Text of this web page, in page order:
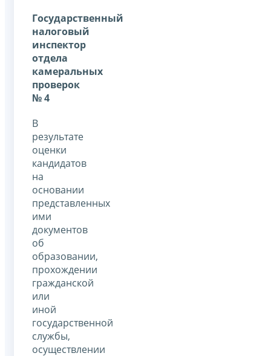
Государственный
налоговый
инспектор
отдела
камеральных
проверок
№ 4
В
результате
оценки
кандидатов
на
основании
представленных
ими
документов
об
образовании,
прохождении
гражданской
или
иной
государственной
службы,
осуществлении